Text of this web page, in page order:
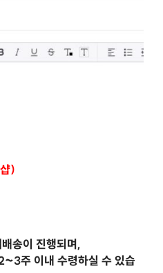
)
송이 진행되며,
주 이내 수령하실 수 있습